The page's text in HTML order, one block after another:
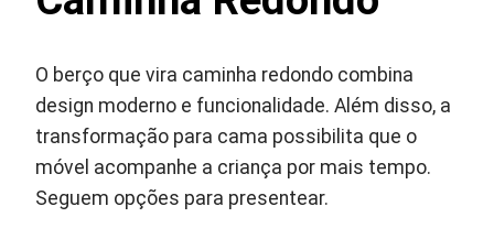
O berço que vira caminha redondo combina
design moderno e funcionalidade. Além disso, a
transformação para cama possibilita que o
móvel acompanhe a criança por mais tempo.
Seguem opções para presentear.